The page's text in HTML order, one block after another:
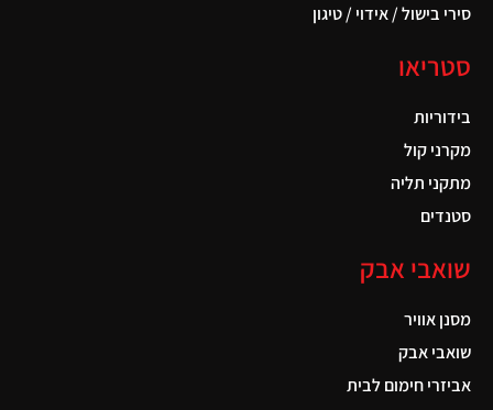
סירי בישול / אידוי / טיגון
סטריאו
בידוריות
מקרני קול
מתקני תליה
סטנדים
שואבי אבק
מסנן אוויר
שואבי אבק
אביזרי חימום לבית